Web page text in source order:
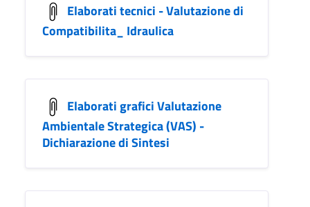
Elaborati tecnici - Valutazione di
Compatibilita_ Idraulica
Elaborati grafici Valutazione
Ambientale Strategica (VAS) -
Dichiarazione di Sintesi